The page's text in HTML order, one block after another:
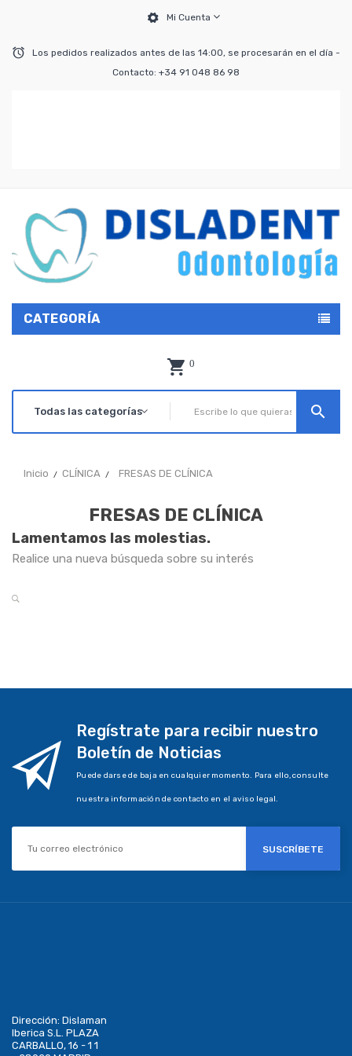
Mi Cuenta
Los pedidos realizados antes de las 14:00, se procesarán en el día -
Contacto: +34 91 048 86 98
CATEGORÍA
0
search
Inicio CLÍNICA FRESAS DE CLÍNICA
FRESAS DE CLÍNICA
Lamentamos las molestias.
Realice una nueva búsqueda sobre su interés
Regístrate para recibir nuestro
Boletín de Noticias
Puede darse de baja en cualquier momento. Para ello, consulte
nuestra información de contacto en el aviso legal.
SUSCRÍBETE
Dirección: Dislaman
Iberica S.L. PLAZA
CARBALLO, 16 - 1 1